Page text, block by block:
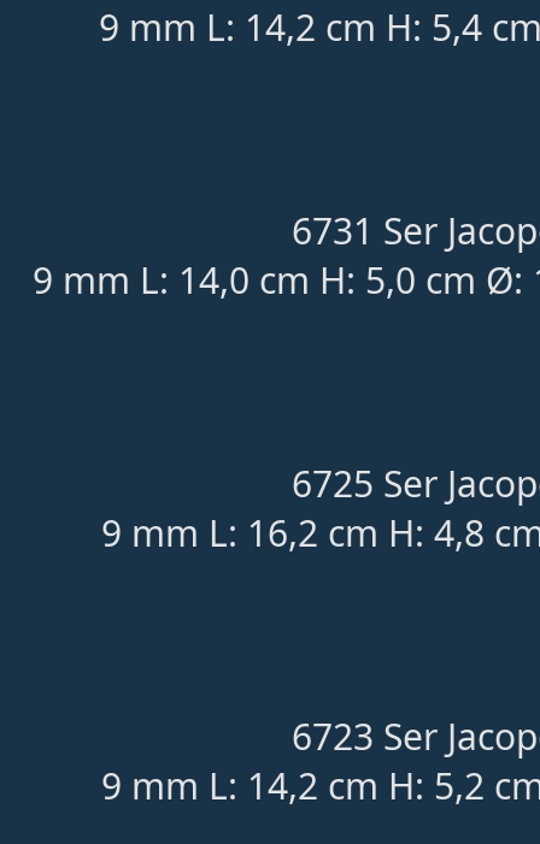
9 mm L: 14,2 cm H: 5,4
6731 Ser
9 mm L: 14,0 cm H: 5,0 cm
6725 Ser
9 mm L: 16,2 cm H: 4,8
6723 Ser
9 mm L: 14,2 cm H: 5,2